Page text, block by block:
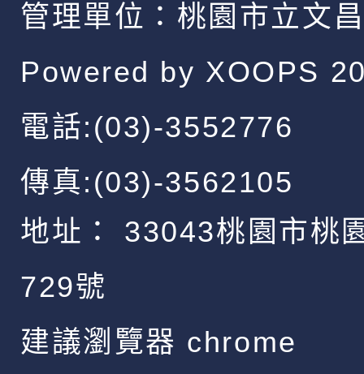
管理單位： 桃園市立文
Powered by XOOPS
電話:(03)-3552776
傳真:(03)-3562105
地址：
33043桃園市桃
729號
建議瀏覽器 chrome